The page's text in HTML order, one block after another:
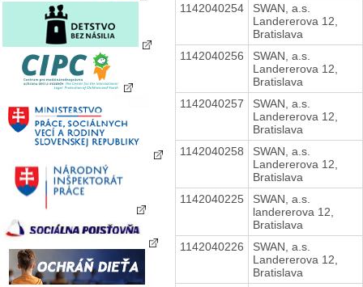
1142040254
SWAN, a.s.
Landererova 12,
Bratislava
1142040256
SWAN, a.s.
Landererova 12,
Bratislava
1142040257
SWAN, a.s.
Landererova 12,
Bratislava
1142040258
SWAN, a.s.
Landererova 12,
Bratislava
1142040225
SWAN, a.s.
landererova 12,
Bratislava
1142040226
SWAN, a.s.
Landererova 12,
Bratislava